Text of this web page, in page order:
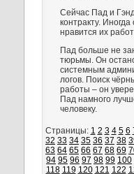
Сейчас Пад и
контракту.
нравится их
Пад больше не
тюрьмы. Он
системным
логов. Поиск
работы – он
Пад намного
человеку.
Страницы: 1 2 3 4 5 6
32 33 34 35 36 37 38
63 64 65 66 67 68 69
94 95 96 97 98 99 100
118 119 120 121 122